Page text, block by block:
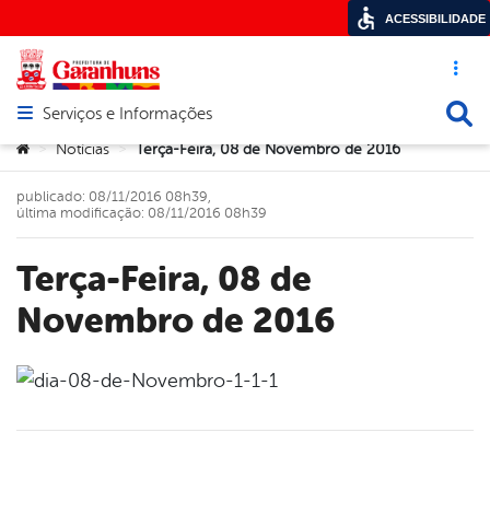
Acesso
Abrir menu principal de navegação
Serviços e Informações
Você está aqui:
> Notícias > Terça-Feira, 08 de Novembro de 2016
Terça-Feira, 08 de
Novembro de 2016
publicado: 08/11/2016 08h39,
última modificação: 08/11/2016 08h39
ACESSIBILIDADE